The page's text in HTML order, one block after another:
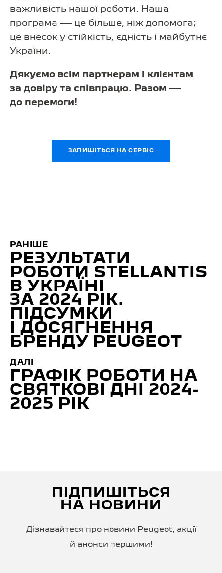
важливість нашої роботи. Наша
програма — це більше, ніж допомога;
це внесок у стійкість, єдність і майбутнє
України.
Дякуємо всім партнерам і клієнтам
за довіру та співпрацю. Разом —
до перемоги!
ЗАПИШІТЬСЯ НА СЕРВІС
РАНІШЕ
РЕЗУЛЬТАТИ
РОБОТИ STELLANTIS
В УКРАЇНІ
ЗА 2024 РІК.
ПІДСУМКИ
І ДОСЯГНЕННЯ
БРЕНДУ PEUGEOT
ДАЛІ
ГРАФІК РОБОТИ НА
СВЯТКОВІ ДНІ 2024-
2025 РІК
ПІДПИШІТЬСЯ
НА НОВИНИ
Дізнавайтеся про новини Peugeot, акції
й анонси першими!